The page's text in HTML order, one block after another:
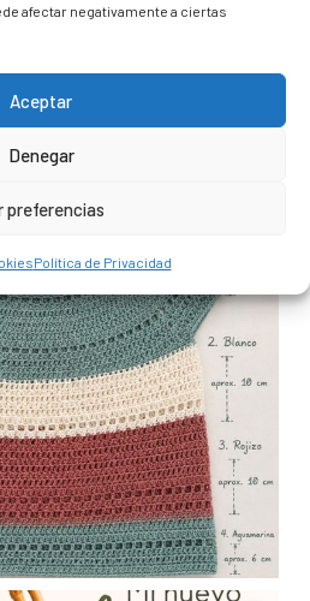
afectar negativamente a ciertas
Aceptar
Denegar
preferencias
Política de Privacidad
RRSS
blog de viajes